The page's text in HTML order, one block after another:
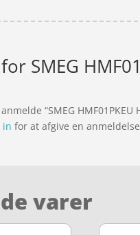
SMEG
“SMEG HMF01PKEU
in for at afgive en
varer